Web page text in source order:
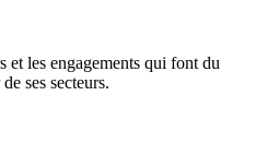
et les engagements qui font du
ses secteurs.